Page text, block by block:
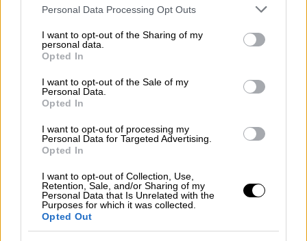
Please note that this website/app uses one or more Google
not limited to your visit or usage behaviour. You may click to
grant or deny consent to Google and its third-party tags to
use your data for below specified purposes in below Google
consent section.
Personal Data Processing Opt Outs
I want to opt-out of the Sharing of my
personal data.
Opted In
I want to opt-out of the Sale of my
Personal Data.
Opted In
I want to opt-out of processing my
Personal Data for Targeted Advertising.
Opted In
I want to opt-out of Collection, Use,
Retention, Sale, and/or Sharing of my
Personal Data that Is Unrelated with the
Purposes for which it was collected.
Opted Out
Το ποσοστό εδαφικής κάλυψης των
λεωφορειακών γραμμών να υπερβαίνει
το 70% με μέγιστη απόσταση
Ενημέρωση επιβατικού κοινού του
χρόνου διέλευσης του λεωφορείου από
κάθε στάση (εάν είναι δυνατό σε
πραγματικό χρόνο).
Χρονικός προγραμματισμός με βαθμό
αξιοπιστίας 95%.
Για την πραγματοποίηση του 60% των
μετακινήσεων να μην απαιτούνται
μετεπιβιβάσεις μεταξύ λεωφορείων.